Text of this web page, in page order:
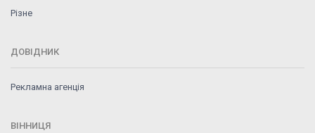
Різне
ДОВІДНИК
Рекламна агенція
ВІННИЦЯ